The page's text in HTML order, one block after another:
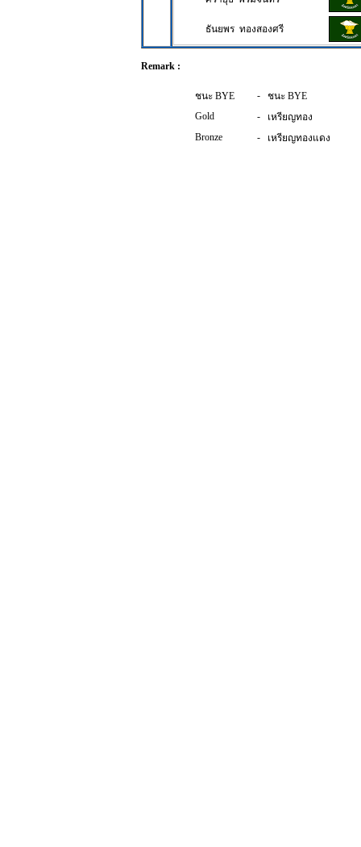
ธันยพร ทองสองศรี
Remark :
ชนะ BYE -
ชนะ BYE
Gold
-
เหรียญทอง
Bronze
- เหรียญทองแดง